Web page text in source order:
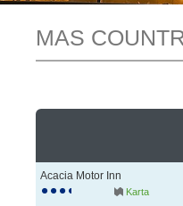
MAS
Acacia Motor Inn
Karta